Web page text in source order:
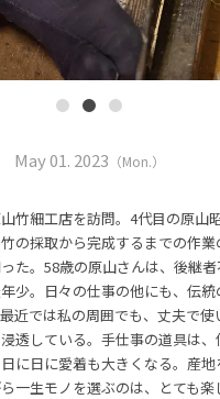
May 01. 2023 （Mon.）
竹細工店を訪問。4代目の原山昭
の採取から完成するまでの作
た。58歳の原山さんは、後継
少。日々の仕事の他にも、伝統
近では私の周囲でも、丈夫で使
透している。手仕事の道具は、
に日に愛着も大きくなる。産地
一生モノを選ぶのは、とても楽